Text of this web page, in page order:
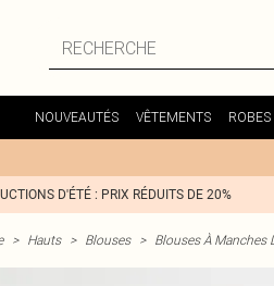
NOUVEAUTÉS VÊTEMENTS ROBES
D'ÉTÉ : PRIX RÉDUITS DE 20%
> Hauts > Blouses > Blouses À Manches